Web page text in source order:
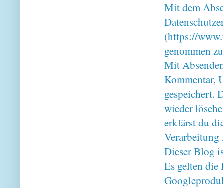
Mit dem
(https://
genommen
Mit
Kommentar,
gespeichert.
wieder
erklärst du
Verarbeitung
Dieser Blog
Es gelten